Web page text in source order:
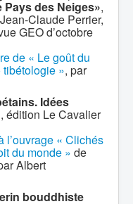
des Neiges»,
Claude Perrier,
GEO d’octobre
de « Le goût du
tibétologie », par
Idées
, édition Le Cavalier
l’ouvrage « Clichés
du monde » de
Albert
bouddhiste